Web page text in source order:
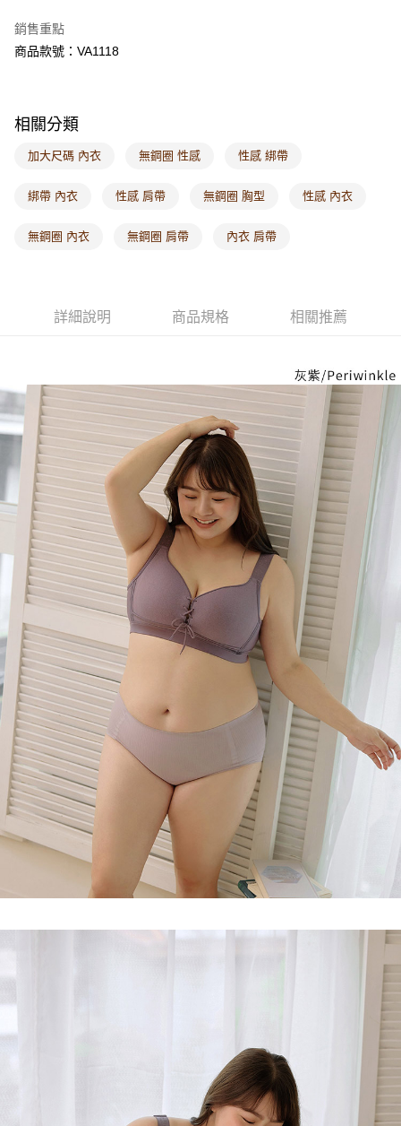
每筆NT$60，滿NT$1,000(含以上)免運費
付款後門市自取
每筆NT$60，滿NT$1,000(含以上)免運費
銷售重點
商品款號：VA1118
相關分類
加大尺碼 內衣 無鋼圈 性感 性感 綁帶
綁帶 內衣 性感 肩帶 無鋼圈 胸型 性感 內衣
無鋼圈 內衣 無鋼圈 肩帶 內衣 肩帶
詳細說明 商品規格 相關推薦